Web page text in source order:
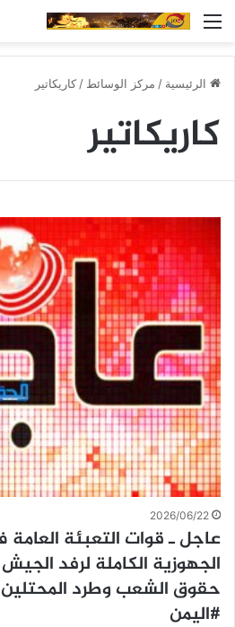
القائمة
الرئيسية / مركز الوسائط / كاريكاتير
كاريكاتير
2026/06/22
عاجل ـ قوات التعبئة
الجهوزية الكاملة لرفد الجيش
حقوق الشعب وطرد المحتلين
#اليمن